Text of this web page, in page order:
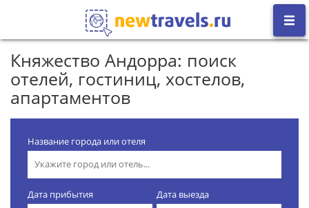
Княжество Андорра: поиск
отелей, гостиниц, хостелов,
апартаментов
Название города или отеля
Дата прибытия Дата выезда